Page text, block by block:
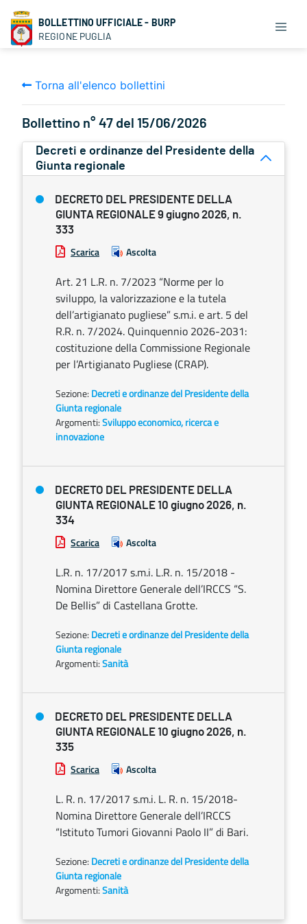
BOLLETTINO UFFICIALE - BURP
REGIONE PUGLIA
Torna all'elenco bollettini
Bollettino n° 47 del 15/06/2026
Decreti e ordinanze del Presidente della
Giunta regionale
DECRETO DEL PRESIDENTE DELLA
GIUNTA REGIONALE 9 giugno 2026, n.
333
Scarica Ascolta
Art. 21 L.R. n. 7/2023 “Norme per lo
sviluppo, la valorizzazione e la tutela
dell’artigianato pugliese” s.m.i. e art. 5 del
R.R. n. 7/2024. Quinquennio 2026-2031:
costituzione della Commissione Regionale
per l’Artigianato Pugliese (CRAP).
Sezione: Decreti e ordinanze del Presidente della
Giunta regionale
Argomenti:Sviluppo economico, ricerca e
innovazione
DECRETO DEL PRESIDENTE DELLA
GIUNTA REGIONALE 10 giugno 2026, n.
334
Scarica Ascolta
L.R. n. 17/2017 s.m.i. L.R. n. 15/2018 -
Nomina Direttore Generale dell’IRCCS “S.
De Bellis” di Castellana Grotte.
Sezione: Decreti e ordinanze del Presidente della
Giunta regionale
Argomenti:Sanità
DECRETO DEL PRESIDENTE DELLA
GIUNTA REGIONALE 10 giugno 2026, n.
335
Scarica Ascolta
L. R. n. 17/2017 s.m.i. L. R. n. 15/2018-
Nomina Direttore Generale dell’IRCCS
“Istituto Tumori Giovanni Paolo II” di Bari.
Sezione: Decreti e ordinanze del Presidente della
Giunta regionale
Argomenti:Sanità